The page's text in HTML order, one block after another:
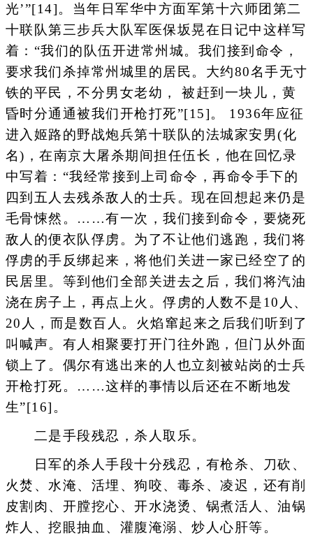
光’”[14]。当年日军华中方面军第十六师团第二
十联队第三步兵大队军医保坂晃在日记中这样写
着：“我们的队伍开进常州城。我们接到命令，
要求我们杀掉常州城里的居民。大约80名手无寸
铁的平民，不分男女老幼， 被赶到一块儿，黄
昏时分通通被我们开枪打死”[15]。 1936年应征
进入姬路的野战炮兵第十联队的法城家安男(化
名)，在南京大屠杀期间担任伍长，他在回忆录
中写着：“我经常接到上司命令，再命令手下的
四到五人去残杀敌人的士兵。现在回想起来仍是
毛骨悚然。……有一次，我们接到命令，要烧死
敌人的便衣队俘虏。为了不让他们逃跑，我们将
俘虏的手反绑起来，将他们关进一家已经空了的
民居里。等到他们全部关进去之后，我们将汽油
浇在房子上，再点上火。俘虏的人数不是10人、
20人，而是数百人。火焰窜起来之后我们听到了
叫喊声。有人相聚要打开门往外跑，但门从外面
锁上了。偶尔有逃出来的人也立刻被站岗的士兵
开枪打死。……这样的事情以后还在不断地发
生”[16]。
二是手段残忍，杀人取乐。
日军的杀人手段十分残忍，有枪杀、刀砍、
火焚、水淹、活埋、狗咬、毒杀、凌迟，还有削
皮割肉、开膛挖心、开水浇烫、锅煮活人、油锅
炸人、挖眼抽血、灌腹淹溺、炒人心肝等。